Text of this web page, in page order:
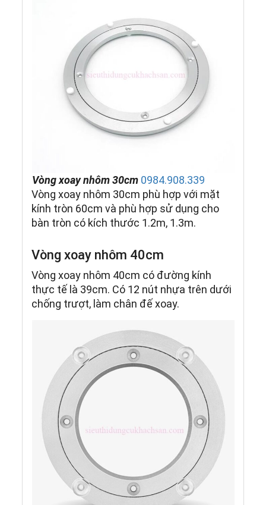
Vòng xoay nhôm 30cm 0984.908.339
Vòng xoay nhôm 30cm phù hợp với mặt
kính tròn 60cm và phù hợp sử dụng cho
bàn tròn có kích thước 1.2m, 1.3m.
Vòng xoay nhôm 40cm
Vòng xoay nhôm 40cm có đường kính
thực tế là 39cm. Có 12 nút nhựa trên dưới
chống trượt, làm chân đế xoay.